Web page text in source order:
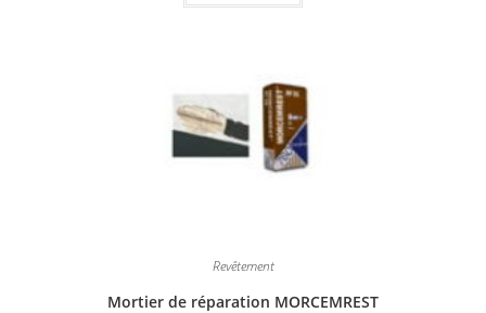
Revêtement
Mortier de réparation MORCEMREST